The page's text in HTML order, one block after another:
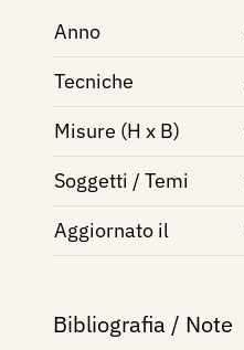
Anno
Tecniche
Misure (H x B)
Soggetti / Temi
Aggiornato il
Bibliografia / Note